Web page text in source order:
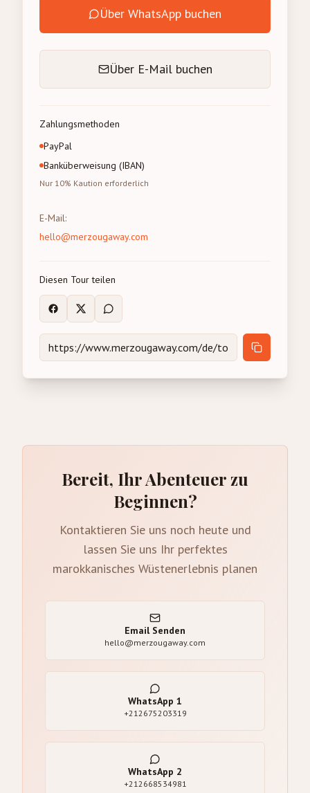
Über WhatsApp buchen
Über E-Mail buchen
Zahlungsmethoden
PayPal
Banküberweisung (IBAN)
Nur 10% Kaution erforderlich
E-Mail:
hello@merzougaway.com
Diesen Tour teilen
Bereit, Ihr Abenteuer zu
Beginnen?
Kontaktieren Sie uns noch heute und
lassen Sie uns Ihr perfektes
marokkanisches Wüstenerlebnis planen
Email Senden
hello@merzougaway.com
WhatsApp 1
+212675203319
WhatsApp 2
+212668534981